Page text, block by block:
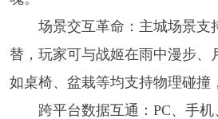
场景交互革命：主城场景支
替，玩家可与战姬在雨中漫步、
如桌椅、盆栽等均支持物理碰撞
跨平台数据互通：PC、手